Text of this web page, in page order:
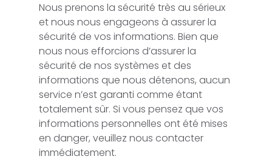
Nous prenons la sécurité très au sérieux
et nous nous engageons à assurer la
sécurité de vos informations. Bien que
nous nous efforcions d’assurer la
sécurité de nos systèmes et des
informations que nous détenons, aucun
service n’est garanti comme étant
totalement sûr. Si vous pensez que vos
informations personnelles ont été mises
en danger, veuillez nous contacter
immédiatement.